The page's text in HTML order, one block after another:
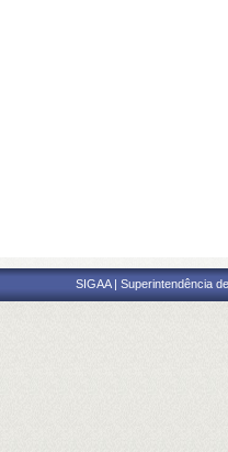
SIGAA | Superintendência